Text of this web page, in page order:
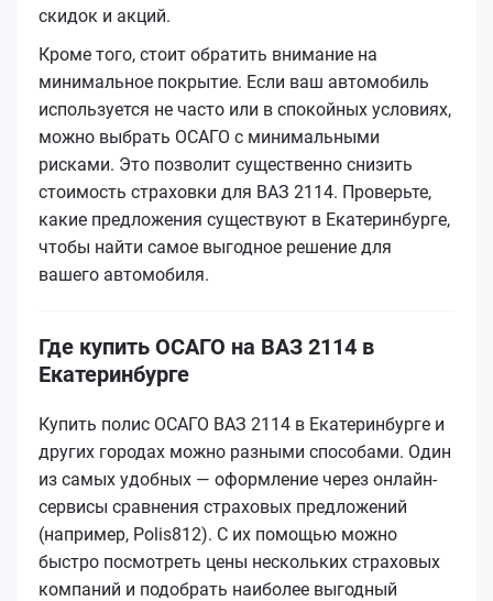
скидок и акций.
Кроме того, стоит обратить внимание на
минимальное покрытие. Если ваш автомобиль
используется не часто или в спокойных условиях,
можно выбрать ОСАГО с минимальными
рисками. Это позволит существенно снизить
стоимость страховки для ВАЗ 2114. Проверьте,
какие предложения существуют в Екатеринбурге,
чтобы найти самое выгодное решение для
вашего автомобиля.
Где купить ОСАГО на ВАЗ 2114 в
Екатеринбурге
Купить полис ОСАГО ВАЗ 2114 в Екатеринбурге и
других городах можно разными способами. Один
из самых удобных — оформление через онлайн-
сервисы сравнения страховых предложений
(например, Polis812). С их помощью можно
быстро посмотреть цены нескольких страховых
компаний и подобрать наиболее выгодный